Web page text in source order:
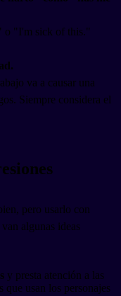
o "I'm sick of this."
va a causar una
Siempre considera el
pero usarlo con
algunas ideas
y presta atención a las
que usan los personajes